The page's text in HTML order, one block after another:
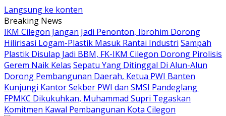
Langsung ke konten
Breaking News
IKM Cilegon Jangan Jadi Penonton, Ibrohim Dorong
Hilirisasi Logam-Plastik Masuk Rantai Industri Sampah
Plastik Disulap Jadi BBM, FK-IKM Cilegon Dorong Pirolisis
Gerem Naik Kelas Sepatu Yang Ditinggal Di Alun-Alun
Dorong Pembangunan Daerah, Ketua PWI Banten
Kunjungi Kantor Sekber PWI dan SMSI Pandeglang
FPMKC Dikukuhkan, Muhammad Supri Tegaskan
Komitmen Kawal Pembangunan Kota Cilegon